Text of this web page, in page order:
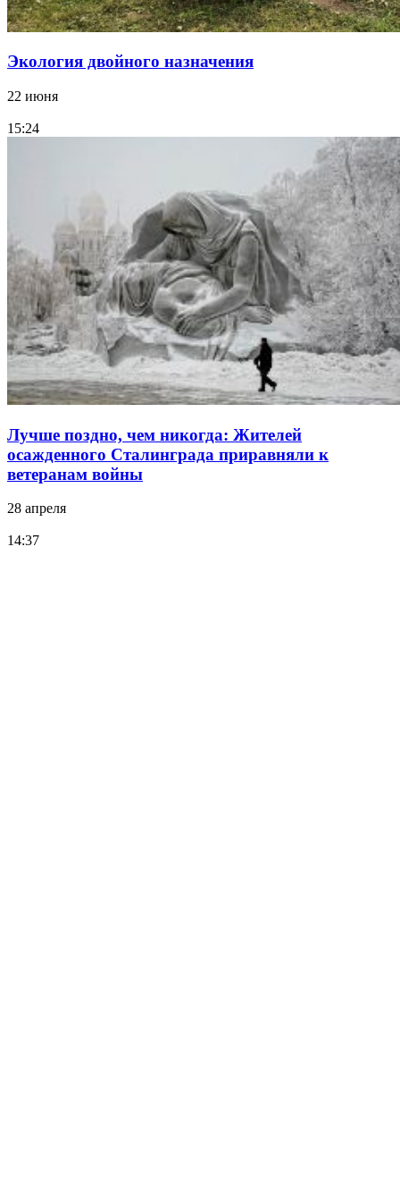
Экология двойного назначения
22 июня
15:24
Лучше поздно, чем никогда: Жителей
осажденного Сталинграда приравняли к
ветеранам войны
28 апреля
14:37